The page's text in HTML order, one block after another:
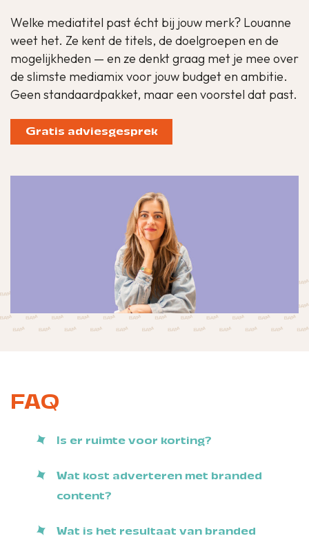
Welke mediatitel past écht bij jouw merk? Louanne
weet het. Ze kent de titels, de doelgroepen en de
mogelijkheden — en ze denkt graag met je mee over
de slimste mediamix voor jouw budget en ambitie.
Geen standaardpakket, maar een voorstel dat past.
Gratis adviesgesprek
FAQ
Is er ruimte voor korting?
Wat kost adverteren met branded
content?
Wat is het resultaat van branded